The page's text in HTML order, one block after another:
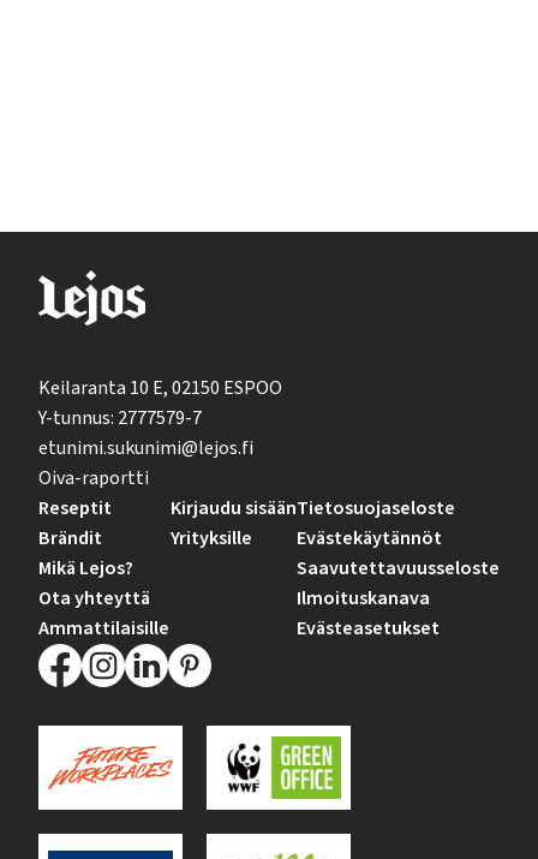
Keilaranta 10 E, 02150 ESPOO
Y-tunnus: 2777579-7
etunimi.sukunimi@lejos.fi
Oiva-raportti
Reseptit
Brändit
Mikä Lejos?
Ota yhteyttä
Ammattilaisille
Kirjaudu sisään
Yrityksille
Tietosuojaseloste
Evästekäytännöt
Saavutettavuusseloste
Ilmoituskanava
Evästeasetukset